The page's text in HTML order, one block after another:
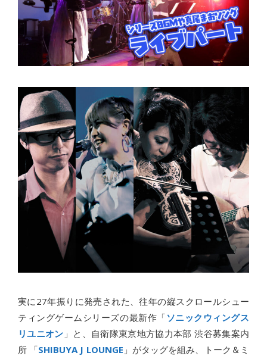
実に27年振りに発売された、往年の縦スクロールシュー
ティングゲームシリーズの最新作「 ソニックウィングス
リユニオン 」と、自衛隊東京地方協力本部 渋谷募集案内
所 「SHIBUYA J LOUNGE 」がタッグを組み、トーク＆ミ